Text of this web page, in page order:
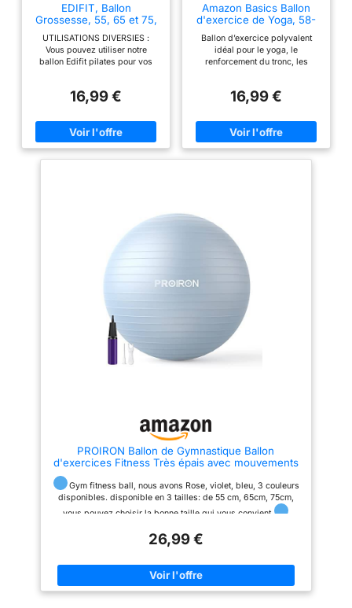
EDIFIT, Ballon
Grossesse, 55, 65 et 75,
Gonfleur Inclus, Fitness
Materiel, Gymnastique,
Yoga Accessoires (65
UTILISATIONS DIVERSIES :
Vous pouvez utiliser notre
ballon Edifit pilates pour vos
renforcer votre noyau et la zone
travail, soulageant les douleurs
éventuelles d'une mauvaise
posture corporelle. ANTI-
glissades, ce qui la rend très
sûre. Notre conception
intérieure est faite pour éviter
les explosions soudaines, qui
trois tailles (55,65,75)cm, ce qui
le rend adaptable à toute
personne et à tout besoin,
offrant une grande variété
d'alternatives. GONFLEUR
parfait compagnon de voyage.
GARANTIE TOTALE : Ne vous
inquiétez pas, les produits
edifit sont accompagnés d'une
garantie européenne, si vous
avez le moindre problème avant
ou après avoir passé votre
commande, faites-le nous
16,99 €
Amazon Basics Ballon
d'exercice de Yoga, 58-
Turquoise
Ballon d’exercice polyvalent
idéal pour le yoga, le
renforcement du tronc, les
ergonomiques ; idéal pour la
surface texturée antidérapante
offre une bonne prise en main et
une bonne stabilité pour un
perforation, réduisant ainsi le
risque de blessure pendant
l’utilisation ; le matériau en PVC
durable supporte une capacité
de poids statique allant jusqu’à
272 kg Se gonfle rapidement et
facilement à l’aide de la pompe
à air fournie ; arrive dégonflé
pour un transport compact
Dimensions du produit : 58,4 à
66cm (23 à 26po) de diamètre,
16,99 €
PROIRON Ballon de Gymnastique Ballon
d'exercices Fitness Très épais avec mouvements
de Yoga,65CM Swiss Ball, Ballon de Gym avec
Pompe Rapide, Anti-éclatement et Anti-dérapant
Yoga Ball, Bleu
Gym fitness ball, nous avons Rose, violet, bleu, 3 couleurs
disponibles. disponible en 3 tailles: de 55 cm, 65cm, 75cm,
vous pouvez choisir la bonne taille qui vous convient
conception anti- éclatement 500kg capable de supporter les
séances d'entraînement les plus rigoureuses, testé par SGS.
sans acide phtalique et plomb, etc,
Le ballon est livrée
dégonflée et peut être pompé en quelques minutes avec un
minimum d'effort. Utilisez-le pour le yoga, les pilâtes, les
26,99 €